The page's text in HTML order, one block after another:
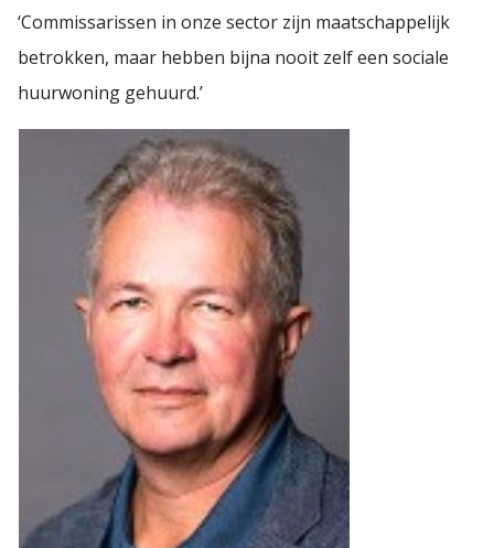
‘Commissarissen in onze sector zijn maatschappelijk
betrokken, maar hebben bijna nooit zelf een sociale
huurwoning gehuurd.’